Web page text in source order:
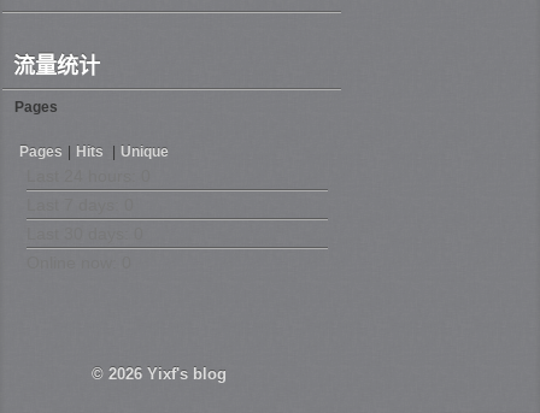
流量统计
Pages
Pages Hits Unique
© 2026 Yixf's blog